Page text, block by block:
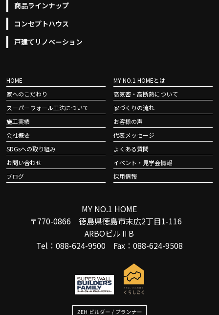
商品ラインナップ
コンセプトハウス
戸建てリノベーション
HOME
MY NO.1 HOMEとは
家へのこだわり
高気密・高断熱について
スーパーウォール工法について
家づくりの流れ
施工実績
お客様の声
会社概要
代表メッセージ
SDGsへの取り組み
よくある質問
お問い合わせ
イベント・見学会情報
ブログ
採用情報
MY NO.1 HOME
〒770-0866 徳島県徳島市末広2丁目1-116
ARBOビルⅡB
Tel：088-624-9500 Fax：088-624-9508